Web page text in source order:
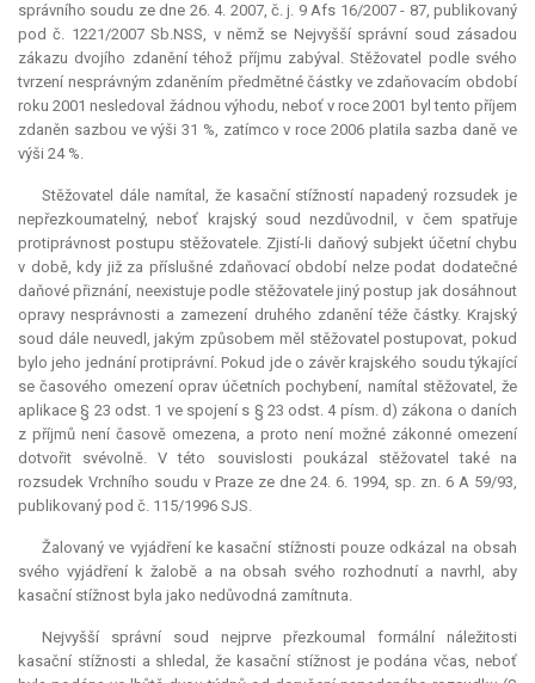
správního soudu ze dne 26. 4. 2007, č. j. 9 Afs 16/2007 - 87, publikovaný
pod č. 1221/2007 Sb.NSS, v němž se Nejvyšší správní soud zásadou
zákazu dvojího zdanění téhož příjmu zabýval. Stěžovatel podle svého
tvrzení nesprávným zdaněním předmětné částky ve zdaňovacím období
roku 2001 nesledoval žádnou výhodu, neboť v roce 2001 byl tento příjem
zdaněn sazbou ve výši 31 %, zatímco v roce 2006 platila sazba daně ve
výši 24 %.
Stěžovatel dále namítal, že kasační stížností napadený rozsudek je
nepřezkoumatelný, neboť krajský soud nezdůvodnil, v čem spatřuje
protiprávnost postupu stěžovatele. Zjistí-li daňový subjekt účetní chybu
v době, kdy již za příslušné zdaňovací období nelze podat dodatečné
daňové přiznání, neexistuje podle stěžovatele jiný postup jak dosáhnout
opravy nesprávnosti a zamezení druhého zdanění téže částky. Krajský
soud dále neuvedl, jakým způsobem měl stěžovatel postupovat, pokud
bylo jeho jednání protiprávní. Pokud jde o závěr krajského soudu týkající
se časového omezení oprav účetních pochybení, namítal stěžovatel, že
aplikace § 23 odst. 1 ve spojení s § 23 odst. 4 písm. d) zákona o daních
z příjmů není časově omezena, a proto není možné zákonné omezení
dotvořit svévolně. V této souvislosti poukázal stěžovatel také na
rozsudek Vrchního soudu v Praze ze dne 24. 6. 1994, sp. zn. 6 A 59/93,
publikovaný pod č. 115/1996 SJS.
Žalovaný ve vyjádření ke kasační stížnosti pouze odkázal na obsah
svého vyjádření k žalobě a na obsah svého rozhodnutí a navrhl, aby
kasační stížnost byla jako nedůvodná zamítnuta.
Nejvyšší správní soud nejprve přezkoumal formální náležitosti
kasační stížnosti a shledal, že kasační stížnost je podána včas, neboť